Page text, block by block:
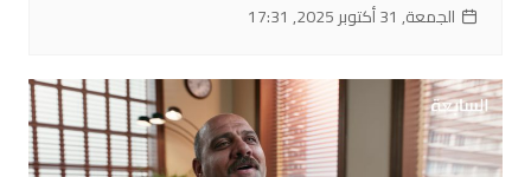
الجمعة, 31 أكتوبر 2025, 17:31